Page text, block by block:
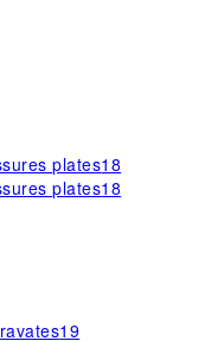
plates18
plates18
19